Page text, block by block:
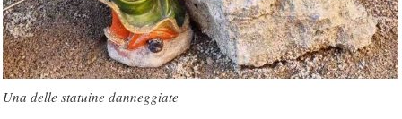
Una delle statuine danneggiate